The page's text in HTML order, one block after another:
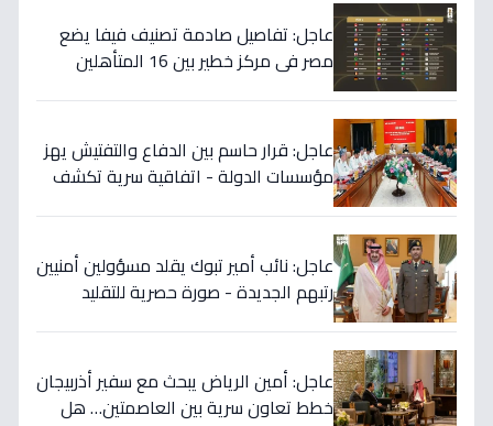
عاجل: تفاصيل صادمة تصنيف فيفا يضع
مصر في مركز خطير بين 16 المتأهلين
عاجل: قرار حاسم بين الدفاع والتفتيش يهز
مؤسسات الدولة - اتفاقية سرية تكشف
عاجل: نائب أمير تبوك يقلد مسؤولين أمنيين
رتبهم الجديدة - صورة حصرية للتقليد
عاجل: أمين الرياض يبحث مع سفير أذربيجان
خطط تعاون سرية بين العاصمتين… هل